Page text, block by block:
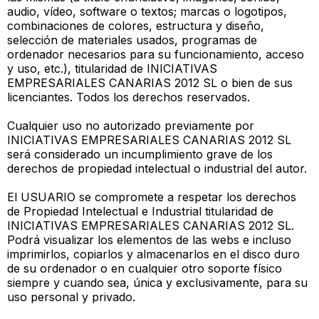
audio, vídeo, software o textos; marcas o logotipos,
combinaciones de colores, estructura y diseño,
selección de materiales usados, programas de
ordenador necesarios para su funcionamiento, acceso
y uso, etc.), titularidad de INICIATIVAS
EMPRESARIALES CANARIAS 2012 SL o bien de sus
licenciantes. Todos los derechos reservados.
Cualquier uso no autorizado previamente por
INICIATIVAS EMPRESARIALES CANARIAS 2012 SL
será considerado un incumplimiento grave de los
derechos de propiedad intelectual o industrial del autor.
El USUARIO se compromete a respetar los derechos
de Propiedad Intelectual e Industrial titularidad de
INICIATIVAS EMPRESARIALES CANARIAS 2012 SL.
Podrá visualizar los elementos de las webs e incluso
imprimirlos, copiarlos y almacenarlos en el disco duro
de su ordenador o en cualquier otro soporte físico
siempre y cuando sea, única y exclusivamente, para su
uso personal y privado.